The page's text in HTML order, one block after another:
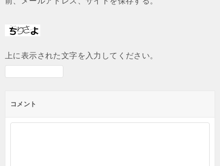
上に表示された文字を入力してください。
コメント